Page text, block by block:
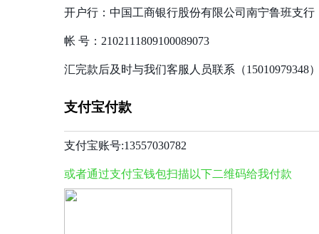
开户行：中国工商银行股份有限公司南宁鲁班支行
帐 号：2102111809100089073
汇完款后及时与我们客服人员联系（15010979348
支付宝付款
支付宝账号:13557030782
或者通过支付宝钱包扫描以下二维码给我付款